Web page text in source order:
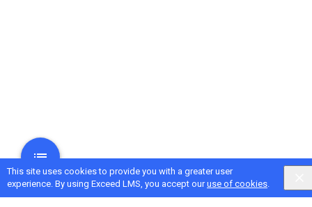
This site uses cookies to provide you with a greater user
experience. By using Exceed LMS, you accept ouruse of cookies.